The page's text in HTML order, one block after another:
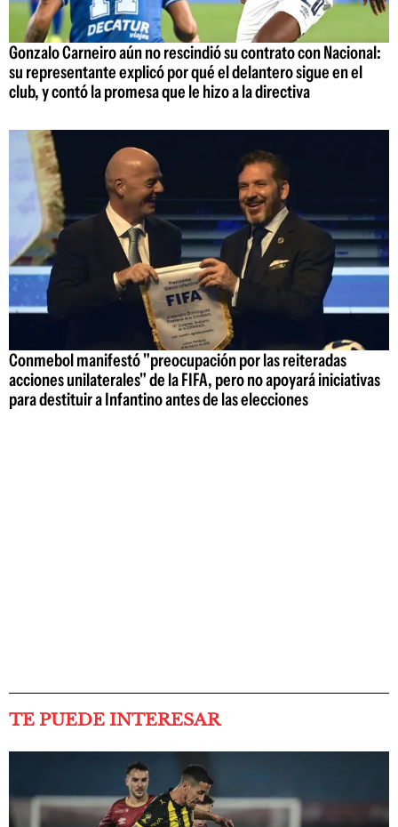
Gonzalo Carneiro aún no rescindió su contrato con Nacional:
su representante explicó por qué el delantero sigue en el
club, y contó la promesa que le hizo a la directiva
Conmebol manifestó "preocupación por las reiteradas
acciones unilaterales" de la FIFA, pero no apoyará iniciativas
para destituir a Infantino antes de las elecciones
TE PUEDE INTERESAR